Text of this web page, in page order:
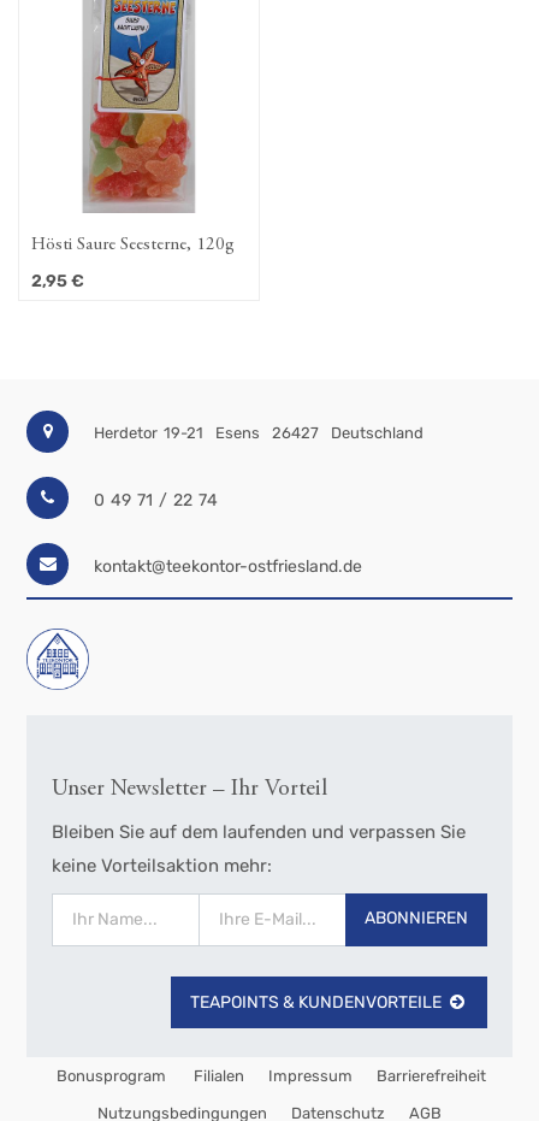
Hösti Saure Seesterne, 120g
2,95€
Herdetor 19-21 Esens 26427 Deutschland
0 49 71 / 22 74
kontakt@teekontor-ostfriesland.de
Unser Newsletter – Ihr Vorteil
Bleiben Sie auf dem laufenden und verpassen Sie
keine Vorteilsaktion mehr:
ABONNIEREN
TEAPOINTS & KUNDENVORTEILE
Bonusprogram Filialen Impressum Barrierefreiheit
Nutzungsbedingungen Datenschutz AGB